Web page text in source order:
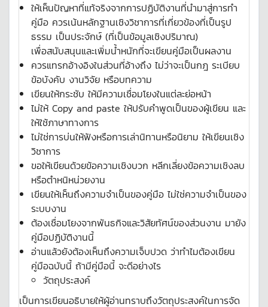
ให้เห็นปัญหาที่แท้จริงจากการปฏิบัติงานที่นำมาสู่การทำ
คู่มือ ควรเน้นหลักฐานเชิงวิชาการที่เกี่ยวข้องที่เป็นรูป
ธรรม เป็นประจักษ์ (ที่เป็นข้อมูลเชิงปริมาณ)
เพื่อสนับสนุนและเพิ่มน้ำหนักที่จะเขียนคู่มือเป็นผลงาน
ควรแทรกอ้างอิงในส่วนที่อ้างถึง ไม่ว่าจะเป็นกฎ ระเบียบ
ข้อบังคับ งานวิจัย หรือบทความ
เขียนให้กระชับ ให้มีความเชื่อมโยงในแต่ละย่อหน้า
ไม่ให้ Copy and paste ให้ปรับคำพูดเป็นของผู้เขียน และ
ให้ใช้ภาษาทางการ
ไม่ใช่การบ่นให้ฟังหรือการเล่านิทานหรือนิยาม ให้เขียนเชิง
วิชาการ
ขอให้เขียนด้วยข้อความเชิงบวก หลีกเลี่ยงข้อความเชิงลบ
หรือตำหนิหน่วยงาน
เขียนให้เห็นถึงความจำเป็นของคู่มือ ไม่ใช่ความจำเป็นของ
ระบบงาน
ต้องเชื่อมโยงจากพันธกิจและวิสัยทัศน์ของส่วนงาน มายัง
คู่มือปฏิบัติงานนี้
อ่านแล้วยังต้องเห็นถึงความเจ็บปวด ว่าทำไมต้องเขียน
คู่มือฉบับนี้ ถ้ามีคู่มือนี้ จะดีอย่างไร
วัตถุประสงค์
เป็นการเขียนอธิบายให้ผู้อ่านทราบถึงวัตถุประสงค์ในการจัด